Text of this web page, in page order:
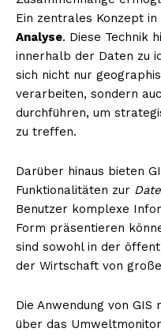
Ein zentrales Konzept in
Analyse. Diese Technik
innerhalb der Daten zu
sich nicht nur
verarbeiten, sondern
durchführen, um
zu treffen.
Darüber hinaus bieten
Funktionalitäten zur
Benutzer komplexe
Form präsentieren
sind sowohl in der
der Wirtschaft von
Die Anwendung von
über das